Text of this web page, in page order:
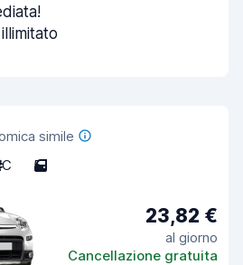
simile
5
23,82 €
al giorno
Cancellazione gratuita